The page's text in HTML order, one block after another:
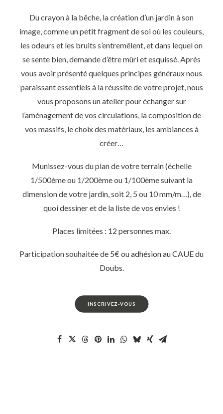
Du crayon à la bêche, la création d’un jardin à son
image, comme un petit fragment de soi où les couleurs,
les odeurs et les bruits s’entremêlent, et dans lequel on
se sente bien, demande d’être mûri et esquissé. Après
vous avoir présenté quelques principes généraux nous
paraissant essentiels à la réussite de votre projet, nous
vous proposons un atelier pour échanger sur
l’aménagement de vos circulations, la composition de
vos massifs, le choix des matériaux, les ambiances à
créer…
Munissez-vous du plan de votre terrain (échelle
1/500ème ou 1/200ème ou 1/100ème suivant la
dimension de votre jardin, soit 2, 5 ou 10 mm/m…), de
quoi dessiner et de la liste de vos envies !
Places limitées : 12 personnes max.
Participation souhaitée de 5€ ouadhésion au CAUE du
Doubs.
INSCRIVEZ-VOUS